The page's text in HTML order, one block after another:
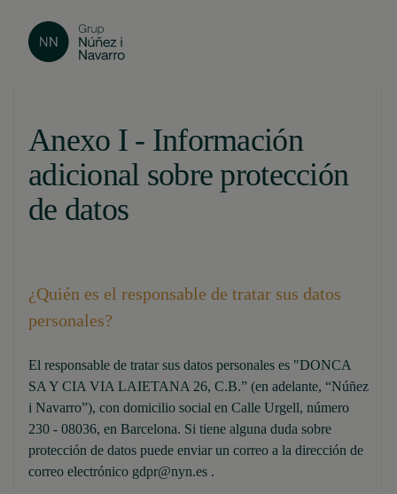
Anexo I - Información
adicional sobre protección
de datos
¿Quién es el responsable de tratar sus datos
personales?
El responsable de tratar sus datos personales es "DONCA
SA Y CIA VIA LAIETANA 26, C.B.” (en adelante, “Núñez
i Navarro”), con domicilio social en Calle Urgell, número
230 - 08036, en Barcelona. Si tiene alguna duda sobre
protección de datos puede enviar un correo a la dirección de
correo electrónico gdpr@nyn.es .